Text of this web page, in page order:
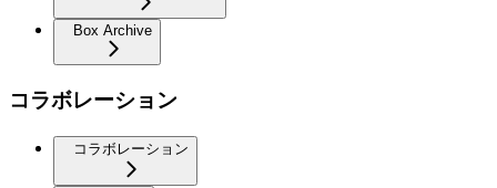
Box Archive
コラボレーション
コラボレーション